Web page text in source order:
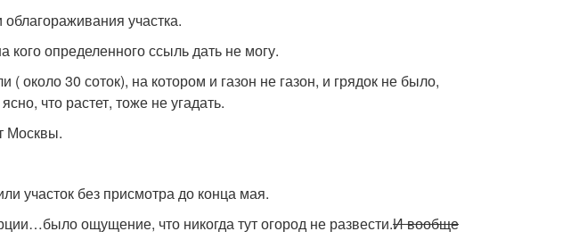
участка.
кого определенного ссыль дать не могу.
около 30 соток), на котором и газон не газон, и грядок не было,
что растет, тоже не угадать.
Москвы.
участок без присмотра до конца мая.
ощущение, что никогда тут огород не развести.И вообще